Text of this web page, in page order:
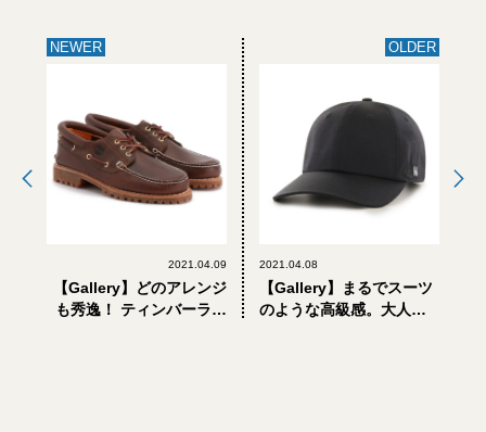
NEWER
2021.04.09
【Gallery】どのアレンジ
も秀逸！ ティンバーラン
OLDER
2021.04.08
【Gallery】まるでスーツ
のような高級感。大人の